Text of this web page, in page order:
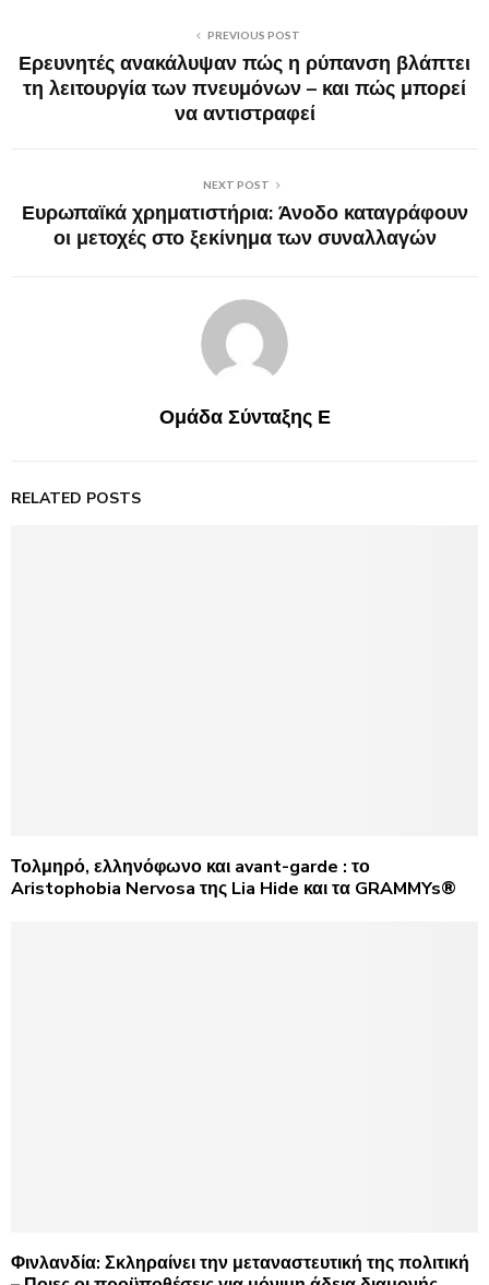
PREVIOUS POST
Ερευνητές ανακάλυψαν πώς η ρύπανση βλάπτει
τη λειτουργία των πνευμόνων – και πώς μπορεί
να αντιστραφεί
NEXT POST
Ευρωπαϊκά χρηματιστήρια: Άνοδο καταγράφουν
οι μετοχές στο ξεκίνημα των συναλλαγών
Ομάδα Σύνταξης Ε
RELATED POSTS
Τολμηρό, ελληνόφωνο και avant-garde : το
Aristophobia Nervosa της Lia Hide και τα GRAMMYs®
Φινλανδία: Σκληραίνει την μεταναστευτική της πολιτική